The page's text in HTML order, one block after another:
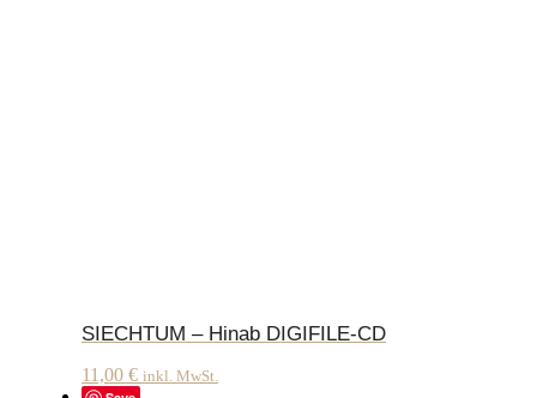
SIECHTUM – Hinab DIGIFILE-CD
11,00 € inkl. MwSt.